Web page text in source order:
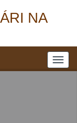
NA